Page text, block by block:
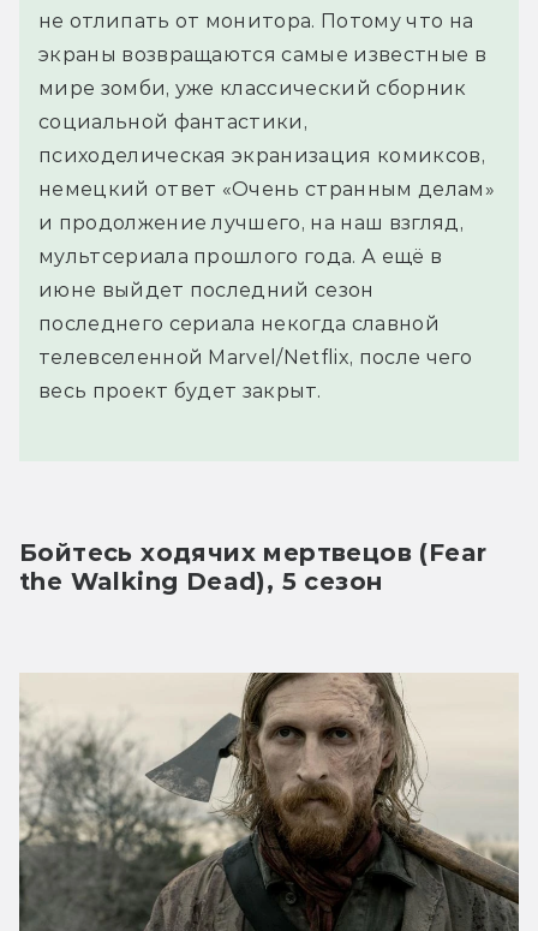
не отлипать от монитора. Потому что на
экраны возвращаются самые известные в
мире зомби, уже классический сборник
социальной фантастики,
психоделическая экранизация комиксов,
немецкий ответ «Очень странным делам»
и продолжение лучшего, на наш взгляд,
мультсериала прошлого года. А ещё в
июне выйдет последний сезон
последнего сериала некогда славной
телевселенной Marvel/Netflix, после чего
весь проект будет закрыт.
Бойтесь ходячих мертвецов (Fear
the Walking Dead), 5 сезон